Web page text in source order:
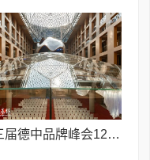
第三届德中品牌峰会12月将在柏林举办，聚焦人工智能时代品牌全球化发展